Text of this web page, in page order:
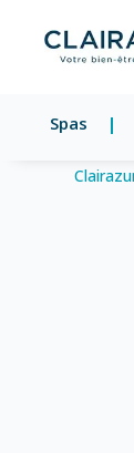
Spas